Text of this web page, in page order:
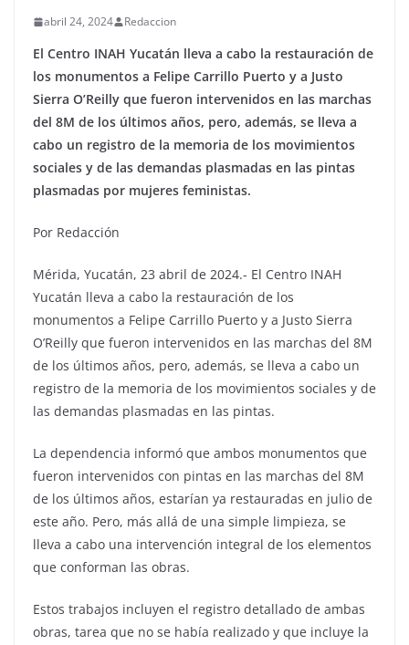
abril 24, 2024 Redaccion
El Centro INAH Yucatán lleva a cabo la restauración de
los monumentos a Felipe Carrillo Puerto y a Justo
Sierra O’Reilly que fueron intervenidos en las marchas
del 8M de los últimos años, pero, además, se lleva a
cabo un registro de la memoria de los movimientos
sociales y de las demandas plasmadas en las pintas
plasmadas por mujeres feministas.
Por Redacción
Mérida, Yucatán, 23 abril de 2024.- El Centro INAH
Yucatán lleva a cabo la restauración de los
monumentos a Felipe Carrillo Puerto y a Justo Sierra
O’Reilly que fueron intervenidos en las marchas del 8M
de los últimos años, pero, además, se lleva a cabo un
registro de la memoria de los movimientos sociales y de
las demandas plasmadas en las pintas.
La dependencia informó que ambos monumentos que
fueron intervenidos con pintas en las marchas del 8M
de los últimos años, estarían ya restauradas en julio de
este año. Pero, más allá de una simple limpieza, se
lleva a cabo una intervención integral de los elementos
que conforman las obras.
Estos trabajos incluyen el registro detallado de ambas
obras, tarea que no se había realizado y que incluye la